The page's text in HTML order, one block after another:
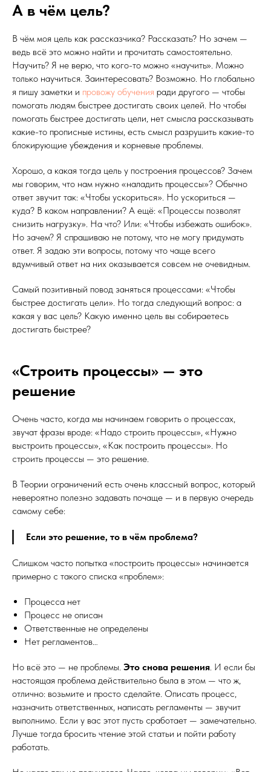
А в чём цель?
В чём моя цель как рассказчика? Рассказать? Но зачем —
ведь всё это можно найти и прочитать самостоятельно.
Научить? Я не верю, что кого-то можно «научить». Можно
только научиться. Заинтересовать? Возможно. Но глобально
я пишу заметки и провожу обучения ради другого — чтобы
помогать людям быстрее достигать своих целей. Но чтобы
помогать быстрее достигать цели, нет смысла рассказывать
какие-то прописные истины, есть смысл разрушить какие-то
блокирующие убеждения и корневые проблемы.
Хорошо, а какая тогда цель у построения процессов? Зачем
мы говорим, что нам нужно «наладить процессы»? Обычно
ответ звучит так: «Чтобы ускориться». Но ускориться —
куда? В каком направлении? А ещё: «Процессы позволят
снизить нагрузку». На что? Или: «Чтобы избежать ошибок».
Но зачем? Я спрашиваю не потому, что не могу придумать
ответ. Я задаю эти вопросы, потому что чаще всего
вдумчивый ответ на них оказывается совсем не очевидным.
Самый позитивный повод заняться процессами: «Чтобы
быстрее достигать цели». Но тогда следующий вопрос: а
какая у вас цель? Какую именно цель вы собираетесь
достигать быстрее?
«Строить процессы» — это
решение
Очень часто, когда мы начинаем говорить о процессах,
звучат фразы вроде: «Надо строить процессы», «Нужно
выстроить процессы», «Как построить процессы». Но
строить процессы — это решение.
В Теории ограничений есть очень классный вопрос, который
невероятно полезно задавать почаще — и в первую очередь
самому себе:
Если это решение, то в чём проблема?
Слишком часто попытка «построить процессы» начинается
примерно с такого списка «проблем»:
Процесса нет
Процесс не описан
Ответственные не определены
Нет регламентов…
Но всё это — не проблемы. Это снова решения. И если бы
настоящая проблема действительно была в этом — что ж,
отлично: возьмите и просто сделайте. Описать процесс,
назначить ответственных, написать регламенты — звучит
выполнимо. Если у вас этот пусть сработает — замечательно.
Лучше тогда бросить чтение этой статьи и пойти работу
работать.